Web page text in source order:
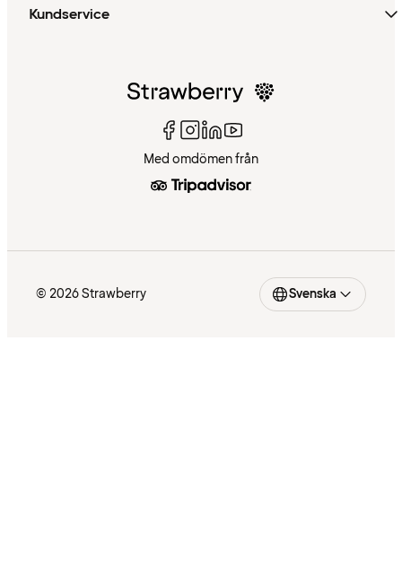
Kundservice
Med omdömen från
© 2026 Strawberry Svenska